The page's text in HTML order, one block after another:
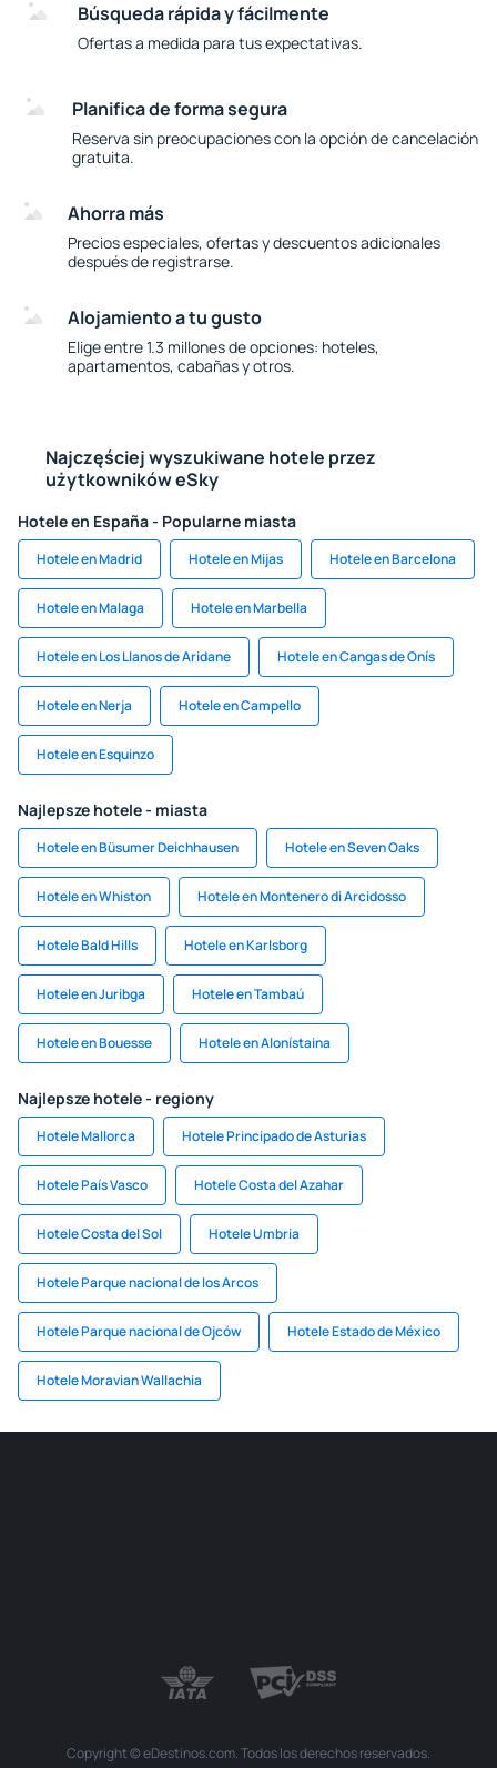
Búsqueda rápida y fácilmente
Ofertas a medida para tus expectativas.
Planifica de forma segura
Reserva sin preocupaciones con la opción de cancelación
gratuita.
Ahorra más
Precios especiales, ofertas y descuentos adicionales
después de registrarse.
Alojamiento a tu gusto
Elige entre 1.3 millones de opciones: hoteles,
apartamentos, cabañas y otros.
Najczęściej wyszukiwane hotele przez
użytkowników eSky
Hotele en España - Popularne miasta
Hotele en Madrid Hotele en Mijas Hotele en Barcelona
Hotele en Malaga Hotele en Marbella
Hotele en Los Llanos de Aridane Hotele en Cangas de Onís
Hotele en Nerja Hotele en Campello
Hotele en Esquinzo
Najlepsze hotele - miasta
Hotele en Büsumer Deichhausen Hotele en Seven Oaks
Hotele en Whiston Hotele en Montenero di Arcidosso
Hotele Bald Hills Hotele en Karlsborg
Hotele en Juribga Hotele en Tambaú
Hotele en Bouesse Hotele en Alonístaina
Najlepsze hotele - regiony
Hotele Mallorca Hotele Principado de Asturias
Hotele País Vasco Hotele Costa del Azahar
Hotele Costa del Sol Hotele Umbria
Hotele Parque nacional de los Arcos​
Hotele Parque nacional de Ojców Hotele Estado de México
Hotele Moravian Wallachia
Copyright © eDestinos.com. Todos los derechos reservados.